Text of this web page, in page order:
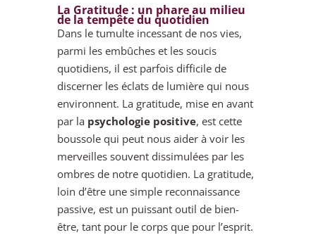
La Gratitude : un phare au milieu
de la tempête du quotidien
Dans le tumulte incessant de nos vies,
parmi les embûches et les soucis
quotidiens, il est parfois difficile de
discerner les éclats de lumière qui nous
environnent. La gratitude, mise en avant
par la psychologie positive, est cette
boussole qui peut nous aider à voir les
merveilles souvent dissimulées par les
ombres de notre quotidien. La gratitude,
loin d’être une simple reconnaissance
passive, est un puissant outil de bien-
être, tant pour le corps que pour l’esprit.